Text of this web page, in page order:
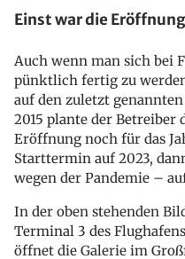
Einst war die
Auch wenn man sich bei
pünktlich fertig zu
auf den zuletzt
2015 plante der Betreiber
Eröffnung noch für das
Starttermin auf 2023,
wegen der Pandemie –
In der oben stehenden
Terminal 3 des
öffnet die Galerie im